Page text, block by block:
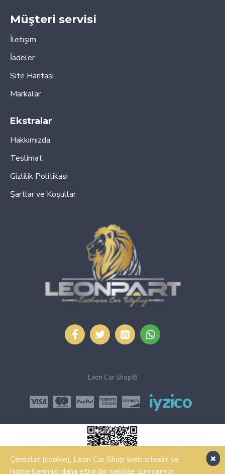
Müşteri servisi
İletişim
İadeler
Site Haritası
Markalar
Ekstralar
Hakkımızda
Teslimat
Gizlilik Politikası
Şartlar ve Koşullar
Leon Car Shop®
Çerezler (cookie), Leon Car Shop web sitesini ve
hizmetlerimizi daha etkin bir şekilde sunmamızı